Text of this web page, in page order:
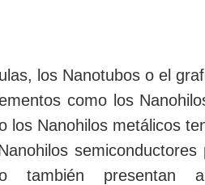
los Nanotubos o el
como los
los Nanohilos metálicos
también presentan